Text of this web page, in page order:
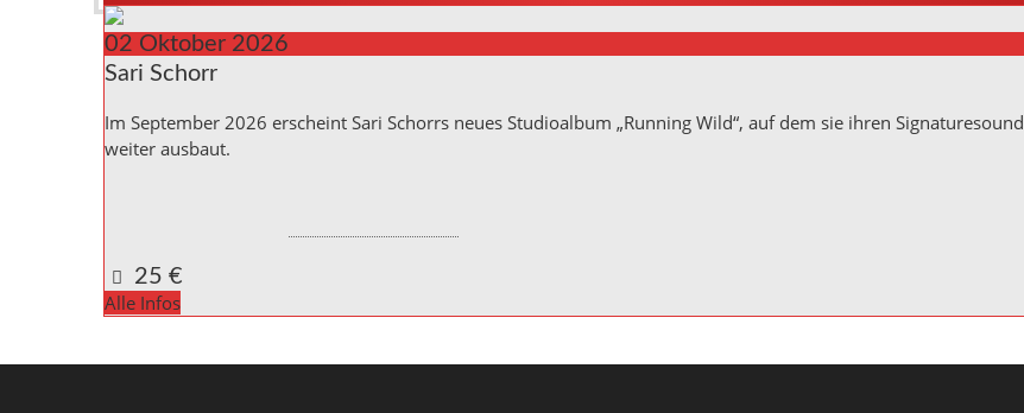
02 Oktober 2026
Sari Schorr
Im September 2026 erscheint Sari Schorrs neues Studioalbum „Running Wild“, auf dem sie ihren Signaturesound
weiter ausbaut.
25 €
Alle Infos